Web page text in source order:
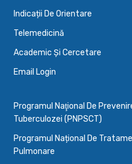
Indicații De Orientare
Telemedicină
Academic Și Cercetare
Email Login
Programul Naţional De
Tuberculozei (PNPSCT)
Programul Național De
Pulmonare